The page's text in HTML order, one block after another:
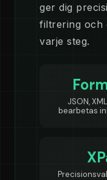
ger dig
filtrering och
varje steg.
JSON,
bearbetas